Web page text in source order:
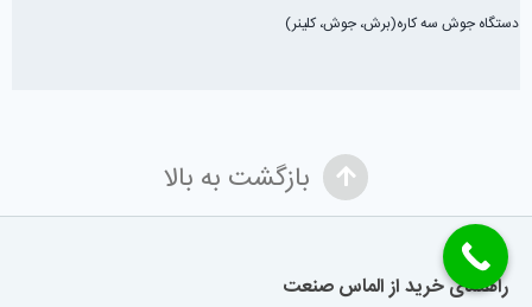
دستگاه جوش سه کاره(برش، جوش، کلینر)
بازگشت به بالا
راهنمای خرید از الماس صنعت